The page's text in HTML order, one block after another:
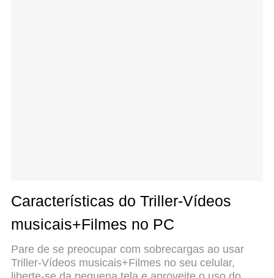
Características do Triller-Vídeos
musicais+Filmes no PC
Pare de se preocupar com sobrecargas ao usar
Triller-Vídeos musicais+Filmes no seu celular,